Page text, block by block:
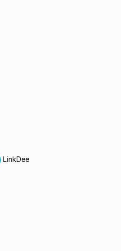
LinkDee